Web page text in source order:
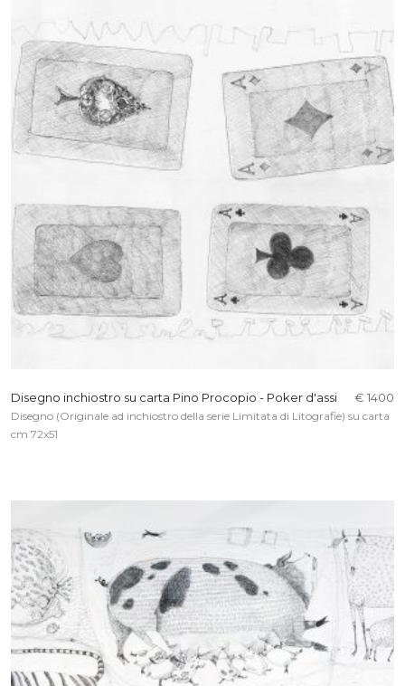
Disegno inchiostro su carta Pino Procopio - Poker d'assi € 1400
Disegno (Originale ad inchiostro della serie Limitata di Litografie) su carta
cm 72x51